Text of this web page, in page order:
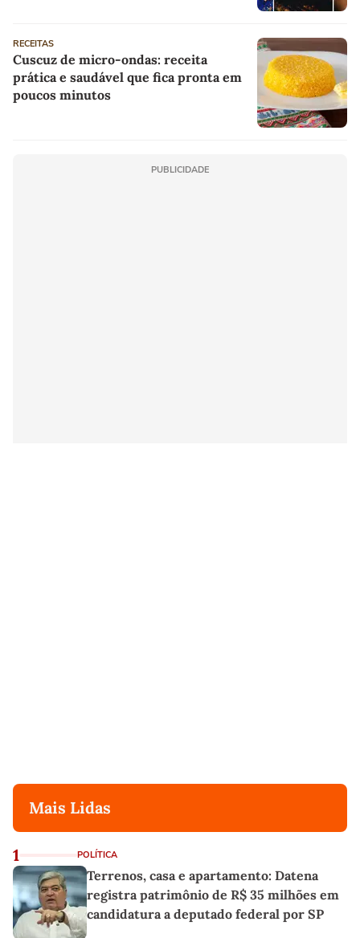
RECEITAS
Cuscuz de micro-ondas: receita
prática e saudável que fica pronta em
poucos minutos
PUBLICIDADE
Mais Lidas
1 POLÍTICA
Terrenos, casa e apartamento: Datena
registra patrimônio de R$ 35 milhões em
candidatura a deputado federal por SP